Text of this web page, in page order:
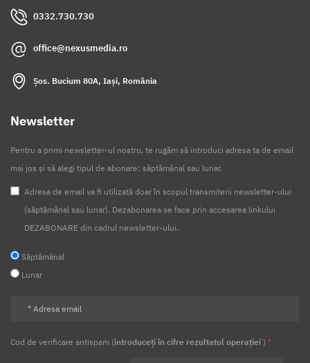
0332.730.730
office@nexusmedia.ro
Șos. Bucium 80A, Iași, România
Newsletter
Pentru a primi newsletter-ul nostru, te rugăm să introduci adresa ta de email
mai jos și să alegi tipul de abonare: săptămânal sau lunar.
Adresa de email va fi utilizată doar în scopul transmiterii newsletter-ului
(săptămânal sau lunar). Dezabonarea se face prin accesarea linkului
DEZABONARE din cadrul newsletter-ului.
Săptămânal
Lunar
Cod de verificare antispam (introduceți în cifre rezultatul operației ) *